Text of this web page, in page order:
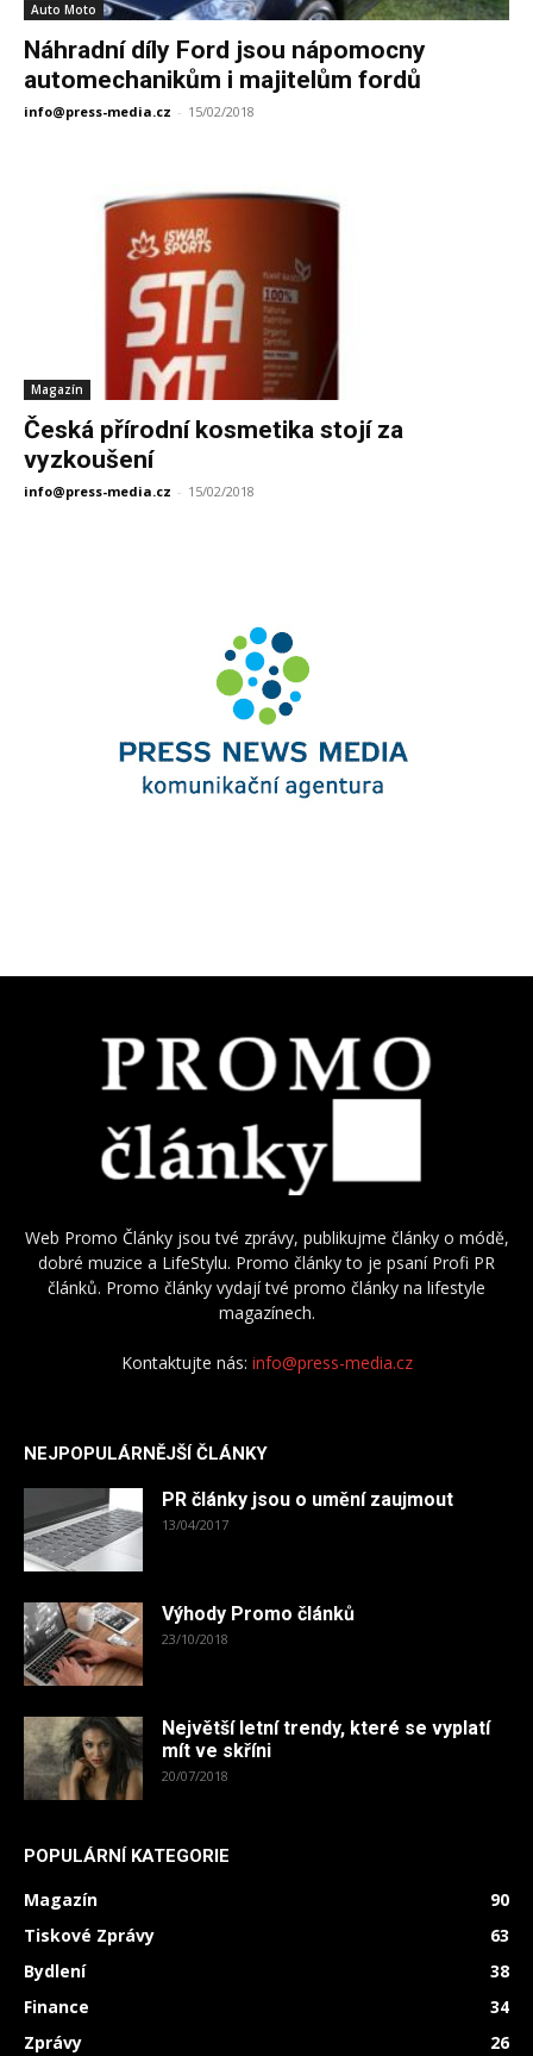
Auto Moto
Náhradní díly Ford jsou nápomocny
automechanikům i majitelům fordů
info@press-media.cz - 15/02/2018
Magazín
Česká přírodní kosmetika stojí za
vyzkoušení
info@press-media.cz - 15/02/2018
Web Promo Články jsou tvé zprávy, publikujme články o módě,
dobré muzice a LifeStylu. Promo články to je psaní Profi PR
článků. Promo články vydají tvé promo články na lifestyle
magazínech.
Kontaktujte nás: info@press-media.cz
NEJPOPULÁRNĚJŠÍ ČLÁNKY
PR články jsou o umění zaujmout
13/04/2017
Výhody Promo článků
23/10/2018
Největší letní trendy, které se vyplatí
mít ve skříni
20/07/2018
POPULÁRNÍ KATEGORIE
Magazín
90
Tiskové Zprávy
63
Bydlení
38
Finance
34
Zprávy
26